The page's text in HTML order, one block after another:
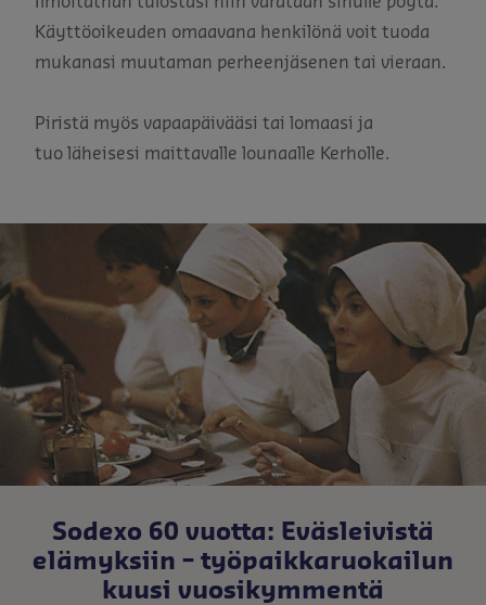
Käyttöoikeuden omaavana henkilönä voit tuoda
mukanasi muutaman perheenjäsenen tai vieraan.
Piristä myös vapaapäivääsi tai lomaasi ja
tuo läheisesi maittavalle lounaalle Kerholle.
Sodexo 60 vuotta: Eväsleivistä
elämyksiin – työpaikkaruokailun
kuusi vuosikymmentä